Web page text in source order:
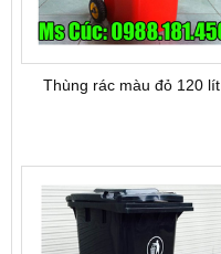
Thùng rác màu đỏ 120 lít